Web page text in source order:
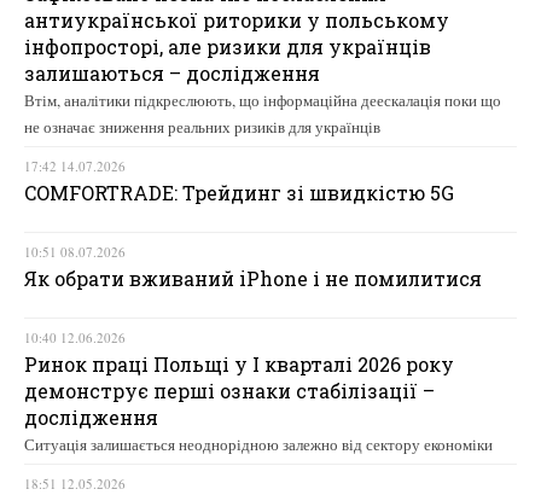
антиукраїнської риторики у польському
інфопросторі, але ризики для українців
залишаються – дослідження
Втім, аналітики підкреслюють, що інформаційна деескалація поки що
не означає зниження реальних ризиків для українців
17:42 14.07.2026
COMFORTRADE: Трейдинг зі швидкістю 5G
10:51 08.07.2026
Як обрати вживаний iPhone і не помилитися
10:40 12.06.2026
Ринок праці Польщі у І кварталі 2026 року
демонструє перші ознаки стабілізації –
дослідження
Ситуація залишається неоднорідною залежно від сектору економіки
18:51 12.05.2026